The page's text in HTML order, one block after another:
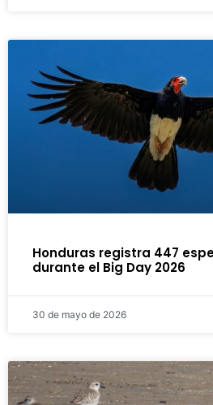
Honduras registra 447
durante el Big Day 2026
30 de mayo de 2026